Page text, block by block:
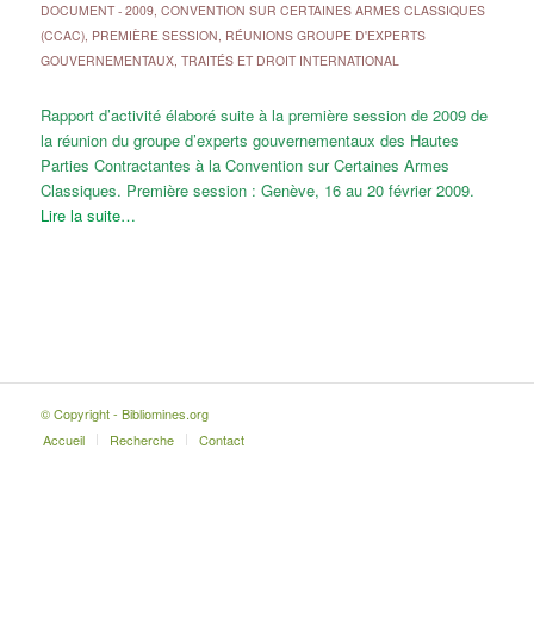
DOCUMENT- 2009, CONVENTION SUR CERTAINES ARMES CLASSIQUES
(CCAC), PREMIÈRE SESSION, RÉUNIONS GROUPE D'EXPERTS
GOUVERNEMENTAUX, TRAITÉS ET DROIT INTERNATIONAL
Rapport d’activité élaboré suite à la première session de 2009 de
la réunion du groupe d’experts gouvernementaux des Hautes
Parties Contractantes à la Convention sur Certaines Armes
Classiques. Première session : Genève, 16 au 20 février 2009.
Lire la suite…
© Copyright - Bibliomines.org
Accueil
Recherche Contact